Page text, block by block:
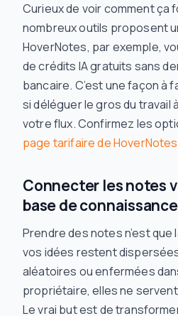
Curieux de voir comment ça
nombreux outils proposent
HoverNotes, par exemple,
de crédits IA gratuits sans
bancaire. C’est une façon à
si déléguer le gros du travail
votre flux. Confirmez les
page tarifaire de HoverNotes
Connecter les notes
base de
Prendre des notes n’est que
vos idées restent
aléatoires ou enfermées
propriétaire, elles ne
Le vrai but est de